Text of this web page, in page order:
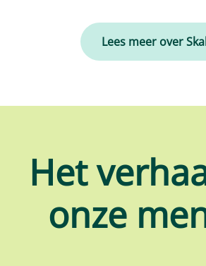
Lees meer over Skal
Het
onze